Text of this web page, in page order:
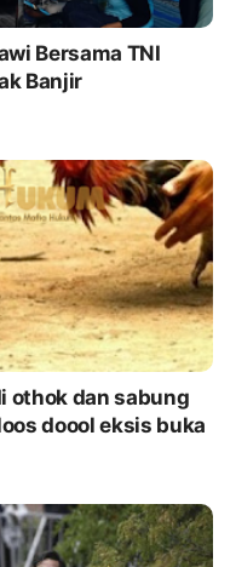
Bersama TNI
Banjir
othok dan sabung
doool eksis buka